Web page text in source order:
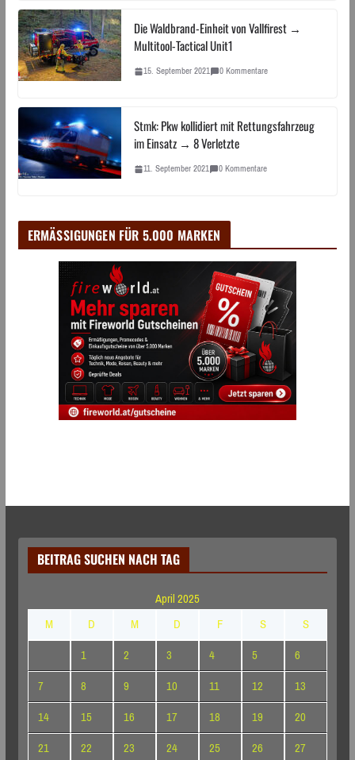
Die Waldbrand-Einheit von Vallfirest →
Multitool-Tactical Unit1
15. September 2021 0 Kommentare
Stmk: Pkw kollidiert mit Rettungsfahrzeug
im Einsatz → 8 Verletzte
11. September 2021 0 Kommentare
ERMÄSSIGUNGEN FÜR 5.000 MARKEN
BEITRAG SUCHEN NACH TAG
April 2025
M
D M D F S
S
1
2 3 4 5
6
7
8 9 10 11 12
13
14
15 16 17 18 19
20
21
22 23 24 25 26
27